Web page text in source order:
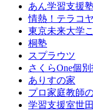
あん学習支援
情熱！テラコ
東京未来大学
桐塾
スプラウツ
さくらOne個
ありすの家
プロ家庭教師
学習支援室世